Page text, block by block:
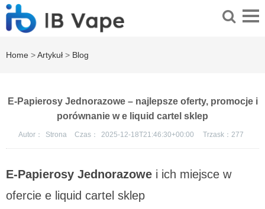
Home >Artykuł > Blog
E-Papierosy Jednorazowe – najlepsze oferty, promocje i
porównanie w e liquid cartel sklep
Autor： Strona Czas： 2025-12-18T21:46:30+00:00 Trzask： 277
E-Papierosy Jednorazowe i ich miejsce w
ofercie e liquid cartel sklep